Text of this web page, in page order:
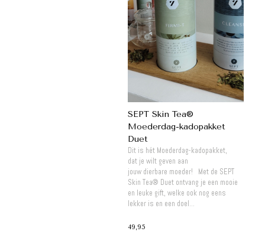
SEPT Skin Tea®
Moederdag-kadopakket
Duet
Dit is hét Moederdag-kadopakket,
dat je wilt geven aan
jouw dierbare moeder! Met de SEPT
Skin Tea® Duet ontvang je een mooie
en leuke gift, welke ook nog eens
lekker is en een doel...
49,95